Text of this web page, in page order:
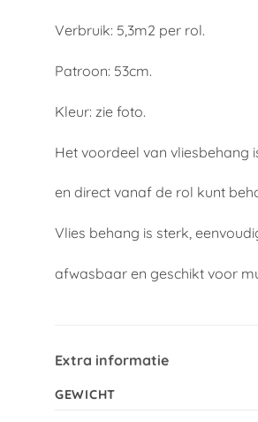
Verbruik: 5,3m2 per rol.
Patroon: 53cm.
Kleur: zie foto.
Het voordeel van vliesbehang
en direct vanaf de rol kunt
Vlies behang is sterk,
afwasbaar en geschikt voor
Extra informatie
GEWICHT